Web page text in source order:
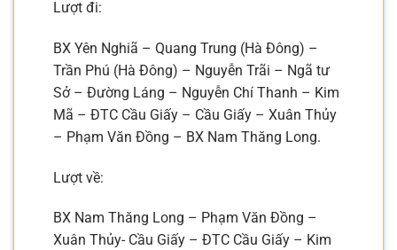
Lượt đi:
BX Yên Nghiã – Quang Trung (Hà Đông) –
Trần Phú (Hà Đông) – Nguyễn Trãi – Ngã tư
Sở – Đường Láng – Nguyễn Chí Thanh – Kim
Mã – ĐTC Cầu Giấy – Cầu Giấy – Xuân Thủy
– Phạm Văn Đồng – BX Nam Thăng Long.
Lượt về:
BX Nam Thăng Long – Phạm Văn Đồng –
Xuân Thủy- Cầu Giấy – ĐTC Cầu Giấy – Kim